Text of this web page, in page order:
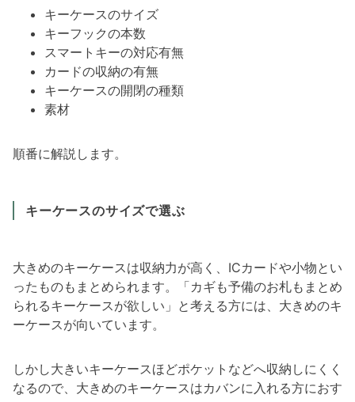
キーケースのサイズ
キーフックの本数
スマートキーの対応有無
カードの収納の有無
キーケースの開閉の種類
素材
順番に解説します。
キーケースのサイズで選ぶ
大きめのキーケースは収納力が高く、ICカードや小物とい
ったものもまとめられます。「カギも予備のお札もまとめ
られるキーケースが欲しい」と考える方には、大きめのキ
ーケースが向いています。
しかし大きいキーケースほどポケットなどへ収納しにくく
なるので、大きめのキーケースはカバンに入れる方におす